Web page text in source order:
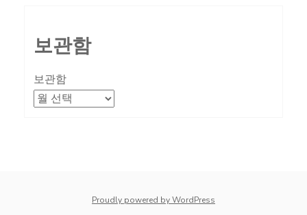
보관함
보관함
Proudly powered by WordPress